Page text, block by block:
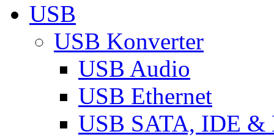
USB
USB Konverter
USB Audio
USB Ethernet
USB SATA, IDE &